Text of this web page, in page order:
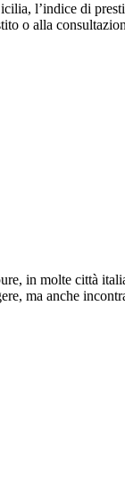
l’indice di
o alla
in molte città
ma anche